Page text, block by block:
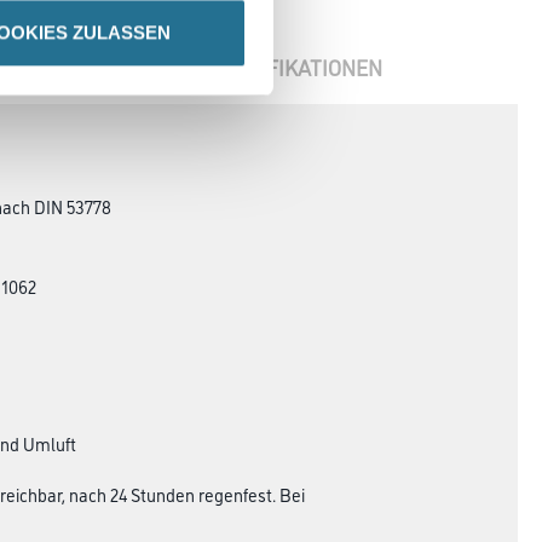
ZULASSEN
SPEZIFIKATIONEN
DIN 53778
Umluft
nach 24 Stunden regenfest. Bei